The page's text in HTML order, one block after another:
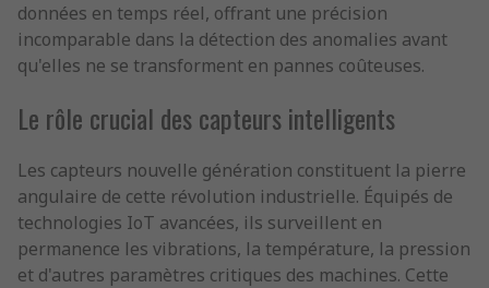
données en temps réel, offrant une précision
incomparable dans la détection des anomalies avant
qu'elles ne se transforment en pannes coûteuses.
Le rôle crucial des capteurs intelligents
Les capteurs nouvelle génération constituent la pierre
angulaire de cette révolution industrielle. Équipés de
technologies IoT avancées, ils surveillent en
permanence les vibrations, la température, la pression
et d'autres paramètres critiques des machines. Cette